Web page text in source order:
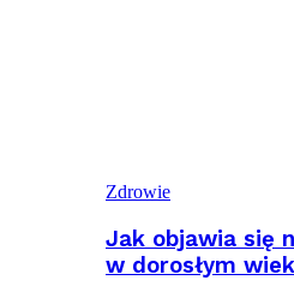
Zdrowie
Jak objawia się
w dorosłym